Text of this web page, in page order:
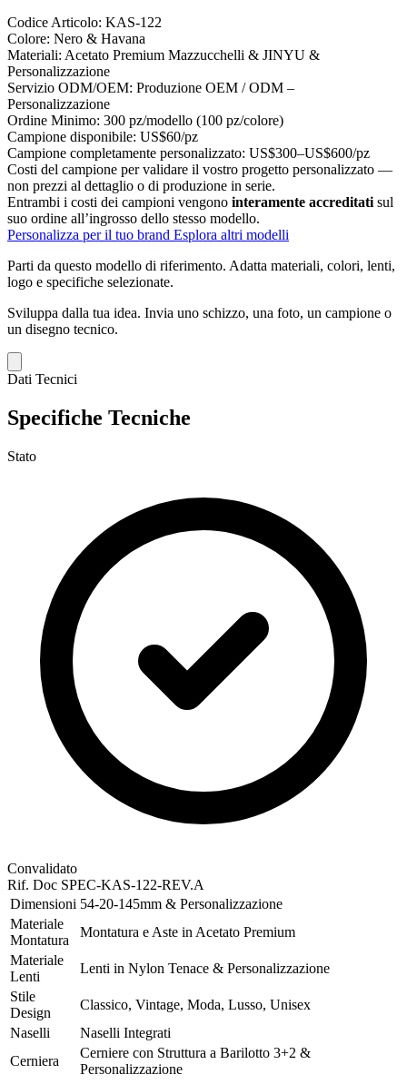
Codice Articolo: KAS-122
Colore: Nero & Havana
Materiali: Acetato Premium Mazzucchelli & JINYU &
Personalizzazione
Servizio ODM/OEM: Produzione OEM / ODM –
Personalizzazione
Ordine Minimo: 300 pz/modello (100 pz/colore)
Campione disponibile: US$60/pz
Campione completamente personalizzato: US$300–US$600/pz
Costi del campione per validare il vostro progetto personalizzato —
non prezzi al dettaglio o di produzione in serie.
Entrambi i costi dei campioni vengono interamente accreditati sul
suo ordine all’ingrosso dello stesso modello.
Personalizza per il tuo brand Esplora altri modelli
Parti da questo modello di riferimento. Adatta materiali, colori, lenti,
logo e specifiche selezionate.
Sviluppa dalla tua idea. Invia uno schizzo, una foto, un campione o
un disegno tecnico.
Dati Tecnici
Specifiche Tecniche
Stato
Convalidato
Rif. Doc SPEC-KAS-122-REV.A
Dimensioni 54-20-145mm & Personalizzazione
Materiale
Montatura
Montatura e Aste in Acetato Premium
Materiale
Lenti
Lenti in Nylon Tenace & Personalizzazione
Stile
Design
Classico, Vintage, Moda, Lusso, Unisex
Naselli
Naselli Integrati
Cerniera
Cerniere con Struttura a Barilotto 3+2 &
Personalizzazione